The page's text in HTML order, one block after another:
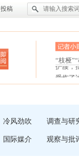
投稿
眼白变
“枝桠
夏天缓
护腰
受伤了
白内障
冷风劲吹 调查与研
国际媒介 观察与批